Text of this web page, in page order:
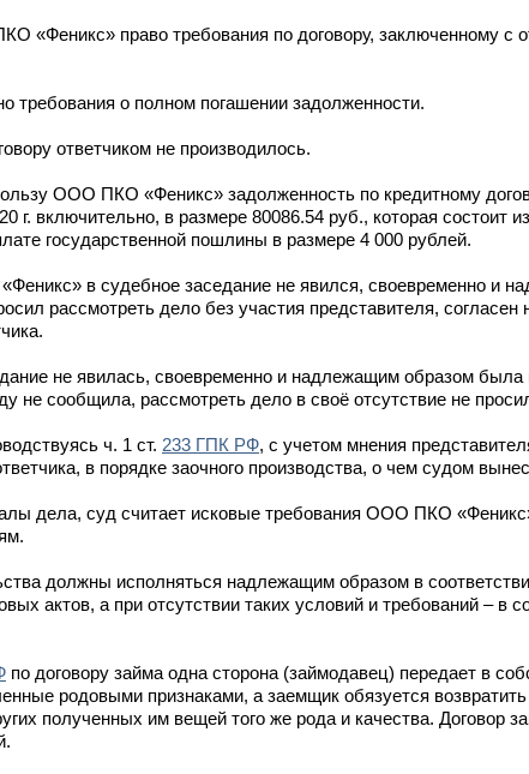
«Феникс» право требования по договору, заключенному с
требования о полном погашении задолженности.
ответчиком не производилось.
ООО ПКО «Феникс» задолженность по кредитному
г. включительно, в размере 80086.54 руб., которая состоит
государственной пошлины в размере 4 000 рублей.
в судебное заседание не явился, своевременно и
рассмотреть дело без участия представителя,
не явилась, своевременно и надлежащим образом была
не сообщила, рассмотреть дело в своё отсутствие не
ч. 1 ст. 233 ГПК РФ, с учетом мнения
в порядке заочного производства, о чем судом
дела, суд считает исковые требования ООО ПКО
должны исполняться надлежащим образом в
актов, а при отсутствии таких условий и требований –
по договору займа одна сторона (займодавец) передает в
родовыми признаками, а заемщик обязуется
полученных им вещей того же рода и качества. Договор